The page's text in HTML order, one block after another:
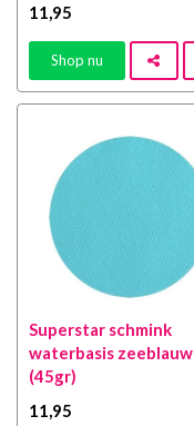
11 ,95
Shop nu
Superstar schmink
waterbasis zeeblauw
(45gr)
11 ,95